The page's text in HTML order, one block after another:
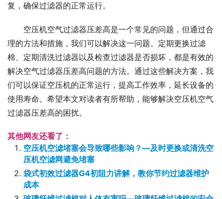
复，确保过滤器的正常运行。
空压机空气过滤器压差高是一个常见的问题，但通过合
理的方法和措施，我们可以解决这一问题。定期更换过滤
棉、定期清洗过滤器以及检查过滤器是否损坏，都是有效的
解决空气过滤器压差高问题的方法。通过这些解决方案，我
们可以保证空压机的正常运行，提高工作效率，延长设备的
使用寿命。希望本文对读者有所帮助，能够解决空压机空气
过滤器压差高的困扰。
其他网友还看了：
空压机空滤堵塞会导致哪些影响？—及时更换或清洗空
压机空滤网避免堵塞
袋式初效过滤器G4初阻力讲解，教你节约过滤器维护
成本